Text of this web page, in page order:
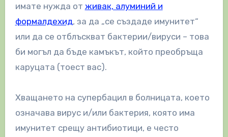
имате нужда от живак, алуминий и
формалдехид, за да „се създаде имунитет“
или да се отблъскват бактерии/вируси – това
би могъл да бъде камъкът, който преобръща
каруцата (тоест вас).
Хващането на супербацил в болницата, което
означава вирус и/или бактерия, която има
имунитет срещу антибиотици, е често